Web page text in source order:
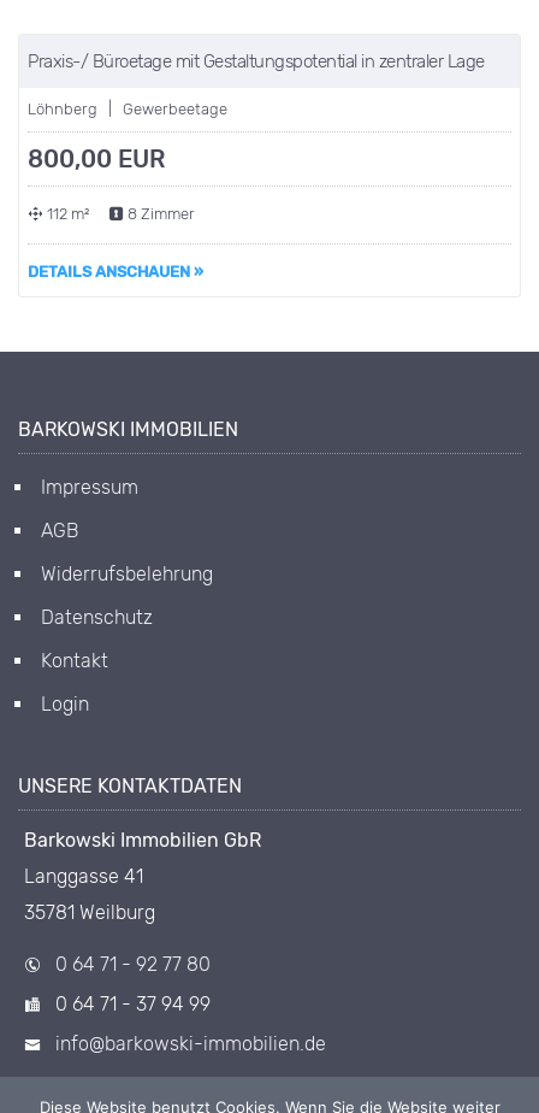
Praxis-/ Büroetage mit Gestaltungspotential in zentraler Lage
Löhnberg | Gewerbeetage
800,00 EUR
112 m² 8 Zimmer
DETAILS ANSCHAUEN »
BARKOWSKI IMMOBILIEN
Impressum
AGB
Widerrufsbelehrung
Datenschutz
Kontakt
Login
UNSERE KONTAKTDATEN
Barkowski Immobilien GbR
Langgasse 41
35781 Weilburg
0 64 71 - 92 77 80
0 64 71 - 37 94 99
info@barkowski-immobilien.de
Diese Website benutzt Cookies. Wenn Sie die Website weiter